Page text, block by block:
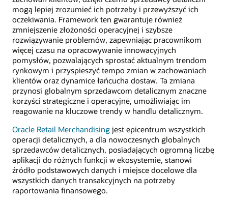
mogą lepiej zrozumieć ich potrzeby i przewyższyć ich
oczekiwania. Framework ten gwarantuje również
zmniejszenie złożoności operacyjnej i szybsze
rozwiązywanie problemów, zapewniając pracownikom
więcej czasu na opracowywanie innowacyjnych
pomysłów, pozwalających sprostać aktualnym trendom
rynkowym i przyspieszyć tempo zmian w zachowaniach
klientów oraz dynamice łańcucha dostaw. Ta zmiana
przynosi globalnym sprzedawcom detalicznym znaczne
korzyści strategiczne i operacyjne, umożliwiając im
reagowanie na kluczowe trendy w handlu detalicznym.
Oracle Retail Merchandising jest epicentrum wszystkich
operacji detalicznych, a dla nowoczesnych globalnych
sprzedawców detalicznych, posiadających ogromną liczbę
aplikacji do różnych funkcji w ekosystemie, stanowi
źródło podstawowych danych i miejsce docelowe dla
wszystkich danych transakcyjnych na potrzeby
raportowania finansowego.